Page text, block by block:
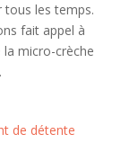
tous les temps.
fait appel à
la micro-crèche